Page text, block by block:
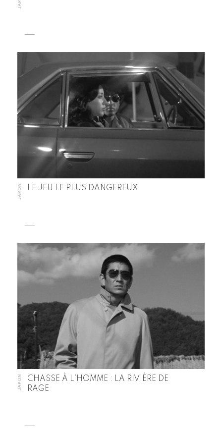
JAPON LE JEU LE PLUS DANGEREUX
JAPON
CHASSE À L’HOMME : LA RIVIÈRE DE
RAGE